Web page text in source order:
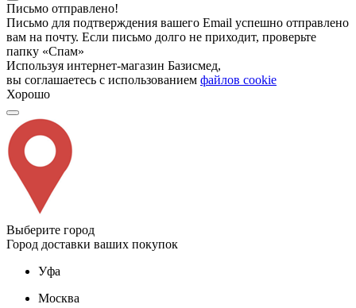
Письмо отправлено!
Письмо для подтверждения вашего Email успешно отправлено
вам на почту. Если письмо долго не приходит, проверьте
папку «Спам»
Используя интернет-магазин Базисмед,
вы соглашаетесь с использованием файлов cookie
Хорошо
Выберите город
Город доставки ваших покупок
Уфа
Москва